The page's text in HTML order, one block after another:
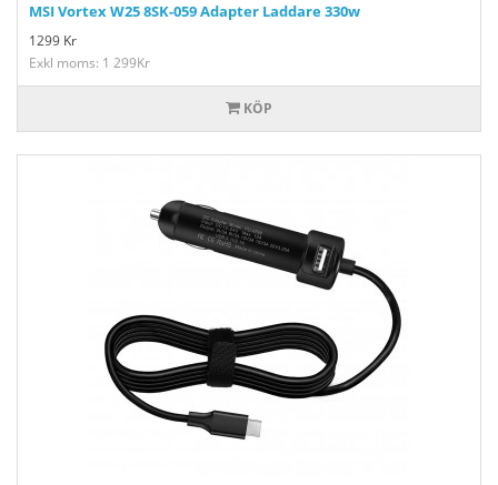
MSI Vortex W25 8SK-059 Adapter Laddare 330w
1299 Kr
Exkl moms: 1 299Kr
KÖP